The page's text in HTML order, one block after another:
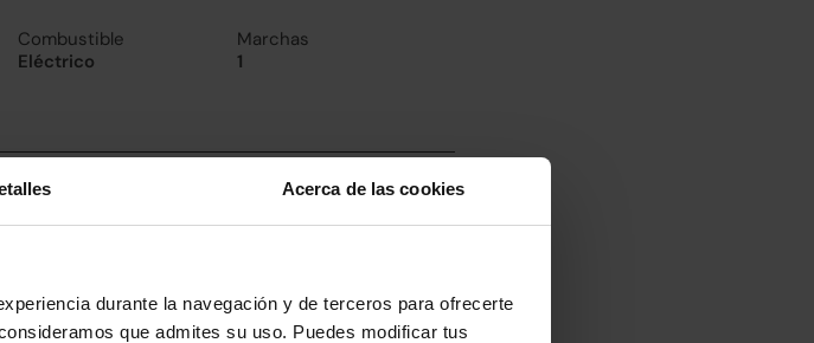
Acerca de las cookies
durante la navegación y de terceros para ofrecerte
que admites su uso. Puedes modificar tus
Combustible
Eléctrico
Marchas
1